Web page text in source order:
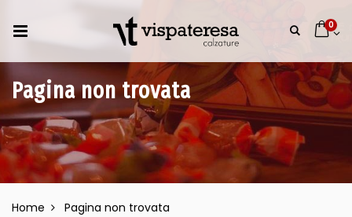
0
Pagina non trovata
Home Pagina non trovata